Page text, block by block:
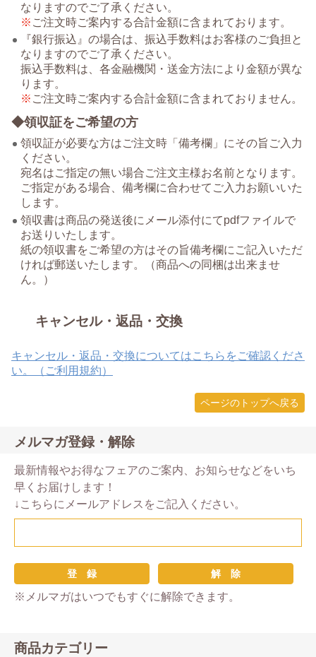
なりますのでご了承ください。
ご注文時ご案内する合計金額に含まれております。
『銀行振込』の場合は、振込手数料はお客様のご負担と
なりますのでご了承ください。
振込手数料は、各金融機関・送金方法により金額が異な
ります。
ご注文時ご案内する合計金額に含まれておりません。
◆領収証をご希望の方
領収証が必要な方はご注文時「備考欄」にその旨ご入力
ください。
宛名はご指定の無い場合ご注文主様お名前となります。
ご指定がある場合、備考欄に合わせてご入力お願いいた
します。
領収書は商品の発送後にメール添付にてpdfファイルで
お送りいたします。
紙の領収書をご希望の方はその旨備考欄にご記入いただ
ければ郵送いたします。（商品への同梱は出来ませ
ん。）
キャンセル・返品・交換
キャンセル・返品・交換についてはこちらをご確認くださ
い。（ご利用規約）
ページのトップへ戻る
メルマガ登録・解除
最新情報やお得なフェアのご案内、お知らせなどをいち
早くお届けします！
↓こちらにメールアドレスをご記入ください。
※メルマガはいつでもすぐに解除できます。
商品カテゴリー